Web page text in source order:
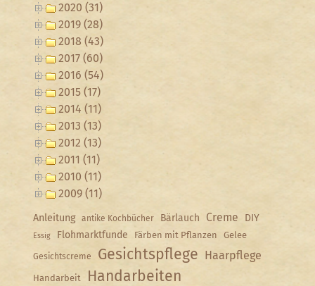
2020 (31)
2019 (28)
2018 (43)
2017 (60)
2016 (54)
2015 (17)
2014 (11)
2013 (13)
2012 (13)
2011 (11)
2010 (11)
2009 (11)
Anleitung antike Kochbücher Bärlauch Creme DIY
Essig Flohmarktfunde Färben mit Pflanzen Gelee
Gesichtscreme Gesichtspflege Haarpflege
Handarbeit
Handarbeiten